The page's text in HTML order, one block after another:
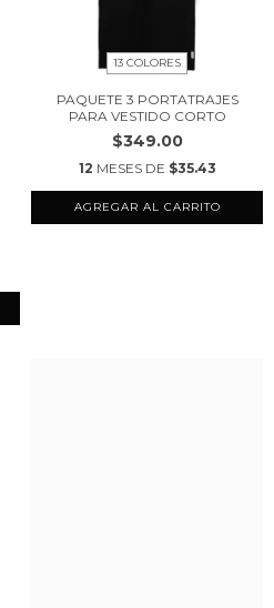
13 COLORES
PAQUETE 3 PORTATRAJES
PARA VESTIDO CORTO
$349.00
12 MESES DE $35.43
AGREGAR AL CARRITO